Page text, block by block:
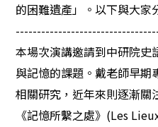
的困難遺產」。以下與大家
本場次演講邀請到中研院史
與記憶的課題。戴老師早期
相關研究，近年來則逐漸關
《記憶所繫之處》 (Les